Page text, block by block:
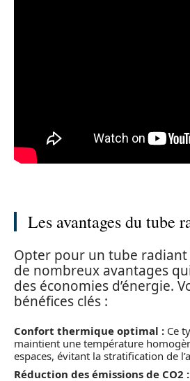
Les avantages du tube
Opter pour un tube radiant
de nombreux avantages
des économies d’énergie.
bénéfices clés :
Confort thermique optimal : Ce
maintient une température
espaces, évitant la stratification de
Réduction des émissions de CO2 :